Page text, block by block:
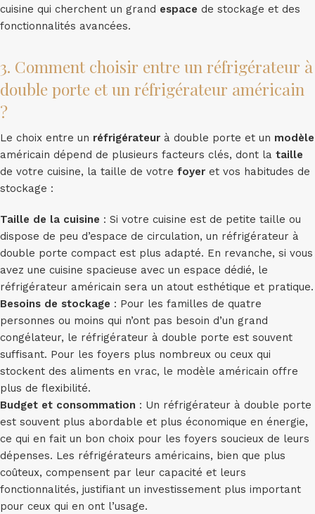
cuisine qui cherchent un grand espace de stockage et des
fonctionnalités avancées.
3. Comment choisir entre un réfrigérateur à
double porte et un réfrigérateur américain
?
Le choix entre un réfrigérateur à double porte et un modèle
américain dépend de plusieurs facteurs clés, dont la taille
de votre cuisine, la taille de votre foyer et vos habitudes de
stockage :
Taille de la cuisine : Si votre cuisine est de petite taille ou
dispose de peu d’espace de circulation, un réfrigérateur à
double porte compact est plus adapté. En revanche, si vous
avez une cuisine spacieuse avec un espace dédié, le
réfrigérateur américain sera un atout esthétique et pratique.
Besoins de stockage : Pour les familles de quatre
personnes ou moins qui n’ont pas besoin d’un grand
congélateur, le réfrigérateur à double porte est souvent
suffisant. Pour les foyers plus nombreux ou ceux qui
stockent des aliments en vrac, le modèle américain offre
plus de flexibilité.
Budget et consommation : Un réfrigérateur à double porte
est souvent plus abordable et plus économique en énergie,
ce qui en fait un bon choix pour les foyers soucieux de leurs
dépenses. Les réfrigérateurs américains, bien que plus
coûteux, compensent par leur capacité et leurs
fonctionnalités, justifiant un investissement plus important
pour ceux qui en ont l’usage.